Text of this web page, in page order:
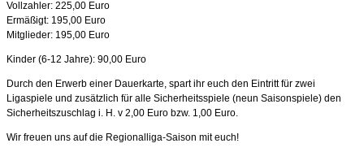
Vollzahler: 225,00 Euro
Ermäßigt: 195,00 Euro
Mitglieder: 195,00 Euro
Kinder (6-12 Jahre): 90,00 Euro
Durch den Erwerb einer Dauerkarte, spart ihr euch den Eintritt für zwei
Ligaspiele und zusätzlich für alle Sicherheitsspiele (neun Saisonspiele) den
Sicherheitszuschlag i. H. v 2,00 Euro bzw. 1,00 Euro.
Wir freuen uns auf die Regionalliga-Saison mit euch!